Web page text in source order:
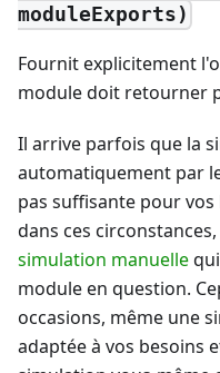
moduleExports)
Fournit explicitement
module doit retourner
Il arrive parfois que la
automatiquement par
pas suffisante pour
dans ces
simulation manuelle
module en question.
occasions, même une
adaptée à vos besoins